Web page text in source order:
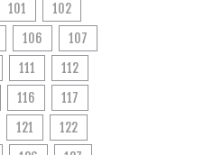
101
102
106
107
111
112
116
117
121
122